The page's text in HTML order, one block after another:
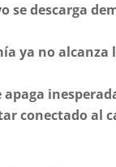
se descarga
ya no alcanza
apaga
conectado al